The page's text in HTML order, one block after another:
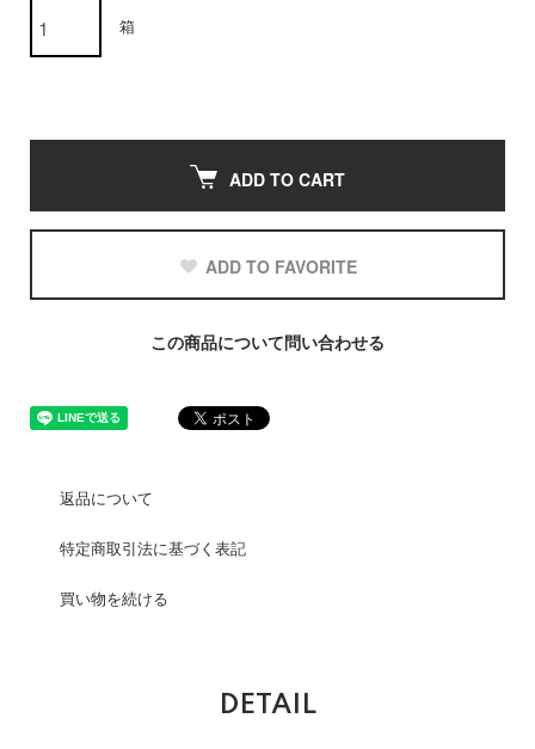
箱
ADD TO CART
ADD TO FAVORITE
この商品について問い合わせる
返品について
特定商取引法に基づく表記
買い物を続ける
DETAIL